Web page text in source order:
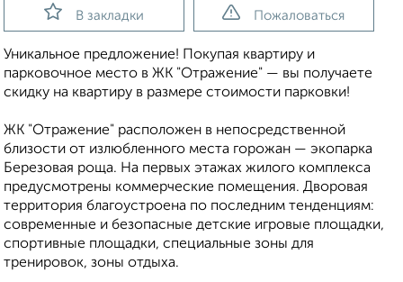
В закладки Пожаловаться
Уникальное предложение! Покупая квартиру и
парковочное место в ЖК "Отражение" — вы получаете
скидку на квартиру в размере стоимости парковки!
ЖК "Отражение" расположен в непосредственной
близости от излюбленного места горожан — экопарка
Березовая роща. На первых этажах жилого комплекса
предусмотрены коммерческие помещения. Дворовая
территория благоустроена по последним тенденциям:
современные и безопасные детские игровые площадки,
спортивные площадки, специальные зоны для
тренировок, зоны отдыха.